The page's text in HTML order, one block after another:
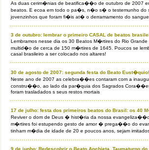
As duas cerim�nias de beatifica��o de outubro de 2007
beatos. E ecoa em todo o pa�s, n�o s� o testemunho do
jovenzinhos que foram fi�is at� o derramamento do
3 de outubro: lembrar o primeiro CASAL de beatos
Lembramos nesse dia os 30 Beatos M�rtires do Rio
multid�o de cerca de 150 m�rtires de 1645. Poucos se
casal brasileiro a ser colocado nos altares!
30 de agosto de 2007: segunda festa do Beato Eust�quio!
Neste ano de 2007 as celebra��es contaram com a
constru��o, ao lado da par�quia dos Sagrados
foram trasladados s seus restos mortais
17 de julho: festa dos primeiros beatos do Brasil: os 40
Reviver o dom de Deus � hist�ria da nossa
m�rtires foi estupendo gesto de amor � prega��o do
tinham m�dia de idade de 20 e poucos anos, sejam
9 de junho: Redescobrir o Beato Anchieta, Taumaturgo